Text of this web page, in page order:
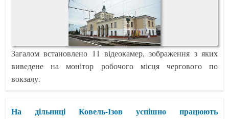
Загалом встановлено 11 відеокамер, зображення з яких
виведене на монітор робочого місця чергового по
вокзалу.
На дільниці Ковель-Ізов успішно працюють